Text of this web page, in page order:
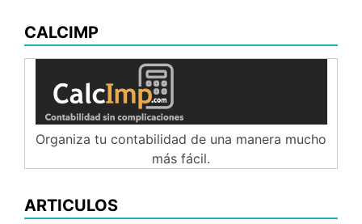
CALCIMP
Organiza tu contabilidad de una manera mucho
más fácil.
ARTICULOS